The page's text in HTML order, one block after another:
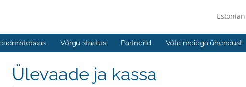
Estonian
Võrgu staatus Partnerid Võta meiega ühendust
Ülevaade ja kassa